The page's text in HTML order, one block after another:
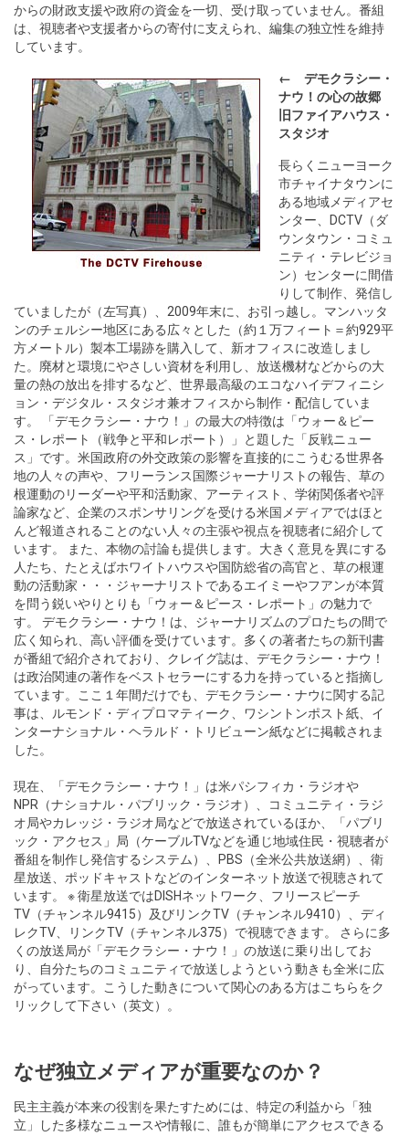
からの財政支援や政府の資金を一切、受け取っていません。番組
は、視聴者や支援者からの寄付に支えられ、編集の独立性を維持
しています。
← デモクラシー・
ナウ！の心の故郷
旧ファイアハウス・
スタジオ
長らくニューヨーク
市チャイナタウンに
ある地域メディアセ
ンター、DCTV（ダ
ウンタウン・コミュ
ニティ・テレビジョ
ン）センターに間借
りして制作、発信し
ていましたが（左写真）、2009年末に、お引っ越し。マンハッタ
ンのチェルシー地区にある広々とした（約１万フィート＝約929平
方メートル）製本工場跡を購入して、新オフィスに改造しまし
た。廃材と環境にやさしい資材を利用し、放送機材などからの大
量の熱の放出を排するなど、世界最高級のエコなハイデフィニシ
ョン・デジタル・スタジオ兼オフィスから制作・配信していま
す。 「デモクラシー・ナウ！」の最大の特徴は「ウォー＆ピー
ス・レポート（戦争と平和レポート）」と題した「反戦ニュー
ス」です。米国政府の外交政策の影響を直接的にこうむる世界各
地の人々の声や、フリーランス国際ジャーナリストの報告、草の
根運動のリーダーや平和活動家、アーティスト、学術関係者や評
論家など、企業のスポンサリングを受ける米国メディアではほと
んど報道されることのない人々の主張や視点を視聴者に紹介して
います。 また、本物の討論も提供します。大きく意見を異にする
人たち、たとえばホワイトハウスや国防総省の高官と、草の根運
動の活動家・・・ジャーナリストであるエイミーやフアンが本質
を問う鋭いやりとりも「ウォー＆ピース・レポート」の魅力で
す。 デモクラシー・ナウ！は、ジャーナリズムのプロたちの間で
広く知られ、高い評価を受けています。多くの著者たちの新刊書
が番組で紹介されており、クレイグ誌は、デモクラシー・ナウ！
は政治関連の著作をベストセラーにする力を持っていると指摘し
ています。ここ１年間だけでも、デモクラシー・ナウに関する記
事は、ルモンド・ディプロマティーク、ワシントンポスト紙、イ
ンターナショナル・ヘラルド・トリビューン紙などに掲載されま
した。
現在、「デモクラシー・ナウ！」は米パシフィカ・ラジオや
NPR（ナショナル・パブリック・ラジオ）、コミュニティ・ラジ
オ局やカレッジ・ラジオ局などで放送されているほか、「パブリ
ック・アクセス」局（ケーブルTVなどを通じ地域住民・視聴者が
番組を制作し発信するシステム）、PBS（全米公共放送網）、衛
星放送、ポッドキャストなどのインターネット放送で視聴されて
います。 ※ 衛星放送ではDISHネットワーク、フリースピーチ
TV（チャンネル9415）及びリンクTV（チャンネル9410）、ディ
レクTV、リンクTV（チャンネル375）で視聴できます。 さらに多
くの放送局が「デモクラシー・ナウ！」の放送に乗り出してお
り、自分たちのコミュニティで放送しようという動きも全米に広
がっています。こうした動きについて関心のある方はこちらをク
リックして下さい（英文）。
なぜ独立メディアが重要なのか？
民主主義が本来の役割を果たすためには、特定の利益から「独
立」した多様なニュースや情報に、誰もが簡単にアクセスできる